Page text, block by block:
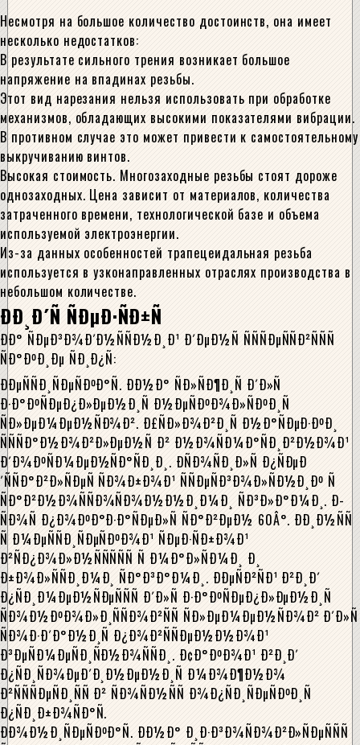
Несмотря на большое количество достоинств, она имеет
несколько недостатков:
В результате сильного трения возникает большое
напряжение на впадинах резьбы.
Этот вид нарезания нельзя использовать при обработке
механизмов, обладающих высокими показателями вибрации.
В противном случае это может привести к самостоятельному
выкручиванию винтов.
Высокая стоимость. Многозаходные резьбы стоят дороже
однозаходных. Цена зависит от материалов, количества
затраченного времени, технологической базе и объема
используемой электроэнергии.
Из-за данных особенностей трапецеидальная резьба
используется в узконаправленных отраслях производства в
небольшом количестве.
ÐÐ¸Ð´Ñ ÑÐµÐ·ÑÐ±Ñ
ÐÐ° ÑÐµÐ³Ð¾Ð´Ð½ÑÑÐ½Ð¸Ð¹ Ð´ÐµÐ½Ñ ÑÑÑÐµÑÑÐ²ÑÑÑ
ÑÐ°ÐºÐ¸Ðµ ÑÐ¸Ð¿Ñ:
ÐÐµÑÑÐ¸ÑÐµÑÐºÐ°Ñ. ÐÐ½Ð° ÑÐ»ÑÐ¶Ð¸Ñ Ð´Ð»Ñ
Ð·Ð°ÐºÑÐµÐ¿Ð»ÐµÐ½Ð¸Ñ Ð½ÐµÑÐºÐ¾Ð»ÑÐºÐ¸Ñ
ÑÐ»ÐµÐ¼ÐµÐ½ÑÐ¾Ð². Ð£ÑÐ»Ð¾Ð²Ð¸Ñ Ð½Ð°ÑÐµÐ·ÐºÐ¸
ÑÑÑÐ°Ð½Ð¾Ð²Ð»ÐµÐ½Ñ Ð² Ð½Ð¾ÑÐ¼Ð°ÑÐ¸Ð²Ð½Ð¾Ð¹
Ð´Ð¾ÐºÑÐ¼ÐµÐ½ÑÐ°ÑÐ¸Ð¸. ÐÑÐ¾ÑÐ¸Ð»Ñ Ð¿ÑÐµÐ
´ÑÑÐ°Ð²Ð»ÑÐµÑ ÑÐ¾Ð±Ð¾Ð¹ ÑÑÐµÑÐ³Ð¾Ð»ÑÐ½Ð¸Ðº Ñ
ÑÐ°Ð²Ð½Ð¾ÑÑÐ¾ÑÐ¾Ð½Ð½Ð¸Ð¼Ð¸ ÑÐ³Ð»Ð°Ð¼Ð¸. Ð­
ÑÐ¾Ñ Ð¿Ð¾ÐºÐ°Ð·Ð°ÑÐµÐ»Ñ ÑÐ°Ð²ÐµÐ½ 60Â°. ÐÐ¸Ð½ÑÑ
Ñ Ð¼ÐµÑÑÐ¸ÑÐµÑÐºÐ¾Ð¹ ÑÐµÐ·ÑÐ±Ð¾Ð¹
Ð²ÑÐ¿Ð¾Ð»Ð½ÑÑÑÑÑ Ñ Ð¼Ð°Ð»ÑÐ¼Ð¸ Ð¸
Ð±Ð¾Ð»ÑÑÐ¸Ð¼Ð¸ ÑÐ°Ð³Ð°Ð¼Ð¸. ÐÐµÑÐ²ÑÐ¹ Ð²Ð¸Ð´
Ð¿ÑÐ¸Ð¼ÐµÐ½ÑÐµÑÑÑ Ð´Ð»Ñ Ð·Ð°ÐºÑÐµÐ¿Ð»ÐµÐ½Ð¸Ñ
ÑÐ¾Ð½ÐºÐ¾Ð»Ð¸ÑÑÐ¾Ð²ÑÑ ÑÐ»ÐµÐ¼ÐµÐ½ÑÐ¾Ð² Ð´Ð»Ñ
ÑÐ¾Ð·Ð´Ð°Ð½Ð¸Ñ Ð¿Ð¾Ð²ÑÑÐµÐ½Ð½Ð¾Ð¹
Ð³ÐµÑÐ¼ÐµÑÐ¸ÑÐ½Ð¾ÑÑÐ¸. Ð¢Ð°ÐºÐ¾Ð¹ Ð²Ð¸Ð´
Ð¿ÑÐ¸ÑÐ¾ÐµÐ´Ð¸Ð½ÐµÐ½Ð¸Ñ Ð¼Ð¾Ð¶Ð½Ð¾
Ð²ÑÑÑÐµÑÐ¸ÑÑ Ð² ÑÐ¾ÑÐ½ÑÑ Ð¾Ð¿ÑÐ¸ÑÐµÑÐºÐ¸Ñ
Ð¿ÑÐ¸Ð±Ð¾ÑÐ°Ñ.
ÐÐ¾Ð½Ð¸ÑÐµÑÐºÐ°Ñ. ÐÐ½Ð° Ð¸Ð·Ð³Ð¾ÑÐ¾Ð²Ð»ÑÐµÑÑÑ